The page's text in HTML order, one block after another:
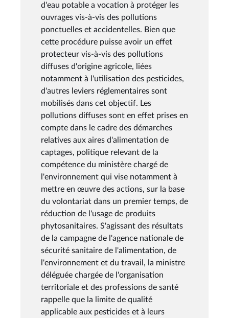
d'eau potable a vocation à protéger les
ouvrages vis-à-vis des pollutions
ponctuelles et accidentelles. Bien que
cette procédure puisse avoir un effet
protecteur vis-à-vis des pollutions
diffuses d'origine agricole, liées
notamment à l'utilisation des pesticides,
d'autres leviers réglementaires sont
mobilisés dans cet objectif. Les
pollutions diffuses sont en effet prises en
compte dans le cadre des démarches
relatives aux aires d'alimentation de
captages, politique relevant de la
compétence du ministère chargé de
l'environnement qui vise notamment à
mettre en œuvre des actions, sur la base
du volontariat dans un premier temps, de
réduction de l'usage de produits
phytosanitaires. S'agissant des résultats
de la campagne de l'agence nationale de
sécurité sanitaire de l'alimentation, de
l'environnement et du travail, la ministre
déléguée chargée de l'organisation
territoriale et des professions de santé
rappelle que la limite de qualité
applicable aux pesticides et à leurs